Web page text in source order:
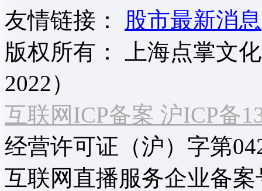
友情链接：
股市最新消息
版权所有：
上海点掌文
2022）
互联网ICP备案 沪ICP备
经营许可证（沪）字第
互联网直播服务企业备案